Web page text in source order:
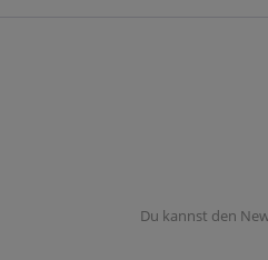
Du kannst den